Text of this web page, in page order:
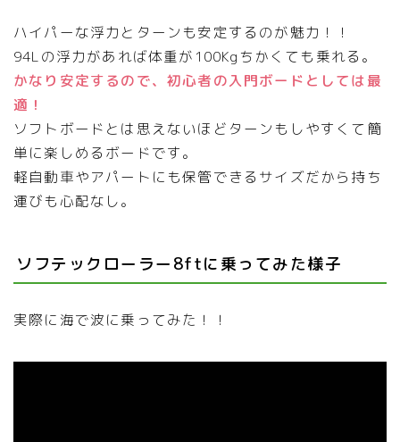
ハイパーな浮力とターンも安定するのが魅力！！
94Lの浮力があれば体重が100Kgちかくても乗れる。
かなり安定するので、初心者の入門ボードとしては最
適！
ソフトボードとは思えないほどターンもしやすくて簡
単に楽しめるボードです。
軽自動車やアパートにも保管できるサイズだから持ち
運びも心配なし。
ソフテックローラー8ftに乗ってみた様子
実際に海で波に乗ってみた！！